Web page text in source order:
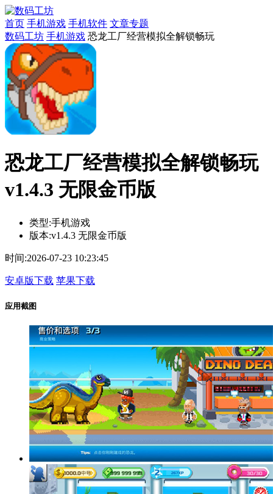
首页 手机游戏 手机软件 文章专题
数码工坊 手机游戏 恐龙工厂经营模拟全解锁畅玩
恐龙工厂经营模拟全解锁畅玩
v1.4.3 无限金币版
类型:手机游戏
版本:v1.4.3 无限金币版
时间:2026-07-23 10:23:45
安卓版下载 苹果下载
应用截图